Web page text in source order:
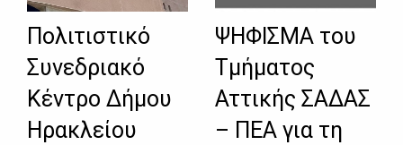
Πολιτιστικό
Συνεδριακό
Κέντρο Δήμου
Ηρακλείου
ΨΗΦΙΣΜΑ του
Τμήματος
Αττικής ΣΑΔΑΣ
– ΠΕΑ για τη